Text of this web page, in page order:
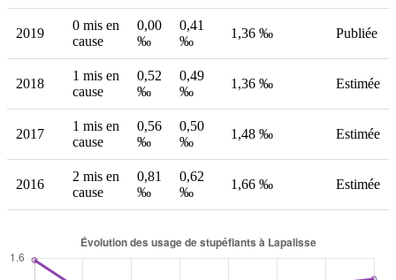
2019
0 mis en
cause
0,00
‰
0,41
‰
1,36 ‰ Publiée
2018
1 mis en
cause
0,52
‰
0,49
‰
1,36 ‰ Estimée
2017
1 mis en
cause
0,56
‰
0,50
‰
1,48 ‰ Estimée
2016
2 mis en
cause
0,81
‰
0,62
‰
1,66 ‰ Estimée